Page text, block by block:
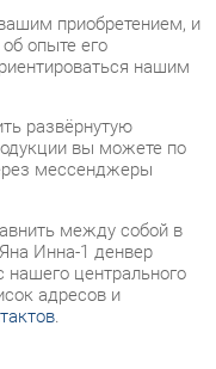
вы можете по
мессенджеры
между собой в
Инна-1 денвер
центрального
адресов и